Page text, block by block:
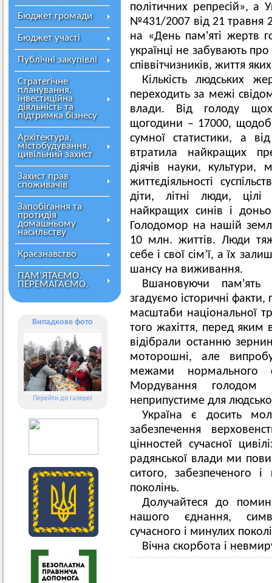
Бюджет громади
Бюджет участі
Публічні закупівлі
Стратегічне
планування,
інвестиційна
діяльність та
підтримка бізнесу
Архітектура,
містобудування,
цивільний захист
Захист прав
споживачів
Запобігання та
протидія
домашньому
насильству
Краєзнавство
ПАМ’ЯТАЄМО.
ПЕРЕМАГАЄМО.
Випадкове фото
Перейти до галереї
політичних репресій»,
№431/2007 від 21 травня
на «День пам'яті жертв
українці не забувають
співвітчизників, життя
Кількість людських
переходить за межі
влади. Від голоду
щогодини – 17000,
сумної статистики, а
втратила найкращих
діячів науки,
життєдіяльності
діти, літні люди, цілі
найкращих синів і
Голодомор на нашій
10 млн. життів. Люди
себе і свої сім’ї, а їх
шансу на виживання.
Вшановуючи пам'ять
згадуємо історичні факти,
масштаби національної
того жахіття, перед яким
відібрали останню
моторошні, але
межами нормального
Мордування
неприпустиме для
Україна є досить
забезпечення
цінностей сучасної
радянської влади ми
ситого, забезпеченого
поколінь.
Долучайтеся до
нашого єднання,
сучасного і минулих
Вічна скорбота і